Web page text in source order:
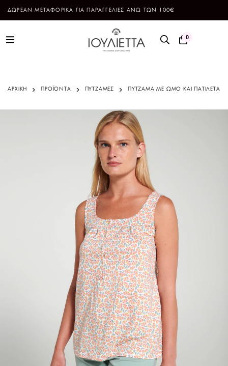
ΔΩΡΕΑΝ ΜΕΤΑΦΟΡΙΚΑ ΓΙΑ ΠΑΡΑΓΓΕΛΙΕΣ ΑΝΩ ΤΩΝ 100€
0
ΑΡΧΙΚΗ ΠΡΟΪΌΝΤΑ ΠΥΤΖΑΜΕΣ ΠΥΤΖΑΜΑ ΜΕ ΩΜΟ ΚΑΙ ΠΑΤΙΛΕΤΑ